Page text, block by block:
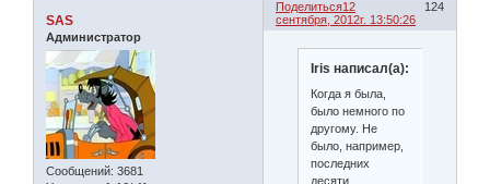
Поделиться 124
12
сентября, 2012г. 13:50:26
SAS
Администратор
Сообщений: 3681
Iris написал(а):
Когда я была,
было немного по
другому. Не
было, например,
последних
десяти